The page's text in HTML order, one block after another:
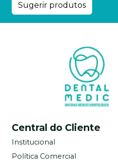
Sugerir produtos
Central do Cliente
Institucional
Política Comercial